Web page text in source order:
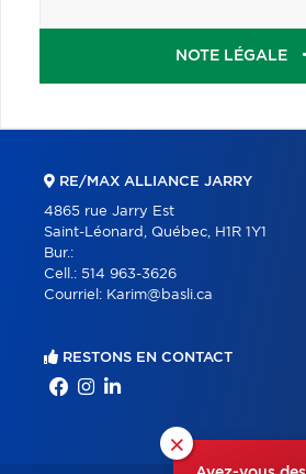
NOTE LÉGALE
×
RE/MAX ALLIANCE JARRY
4865 rue Jarry Est
Saint-Léonard, Québec, H1R 1Y1
Bur.:
Cell.: 514 963-3626
Courriel: Karim@basli.ca
RESTONS EN CONTACT